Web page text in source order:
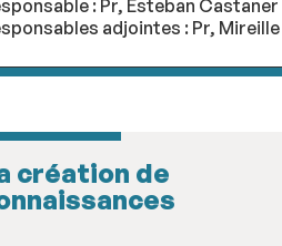
: Pr, Esteban
adjointes : Pr,
création de